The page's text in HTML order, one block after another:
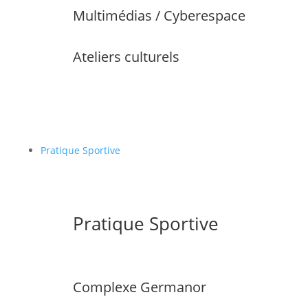
Multimédias / Cyberespace
Ateliers culturels
Pratique Sportive
Pratique Sportive
Complexe Germanor